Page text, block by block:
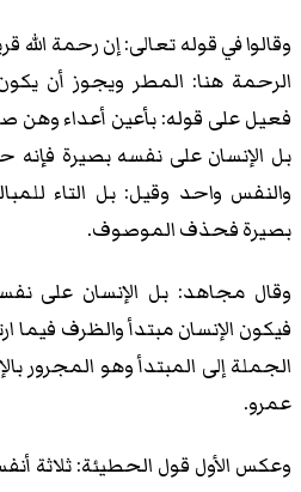
وقالوا في قوله تعالى: إن رحمة الله
الرحمة هنا: المطر ويجوز أن
فعيل على قوله: بأعين أعداء وهن
بل الإنسان على نفسه بصيرة فإنه
والنفس واحد وقيل: بل التاء
بصيرة فحذف الموصوف.
وقال مجاهد: بل الإنسان على
فيكون الإنسان مبتدأ والظرف فيما
الجملة إلى المبتدأ وهو المجرور
عمرو.
وعكس الأول قول الحطيئة: ثلاثة